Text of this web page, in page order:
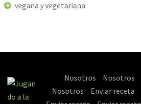
vegana y vegetariana
Nosotros Nosotros
Nosotros
Enviar receta